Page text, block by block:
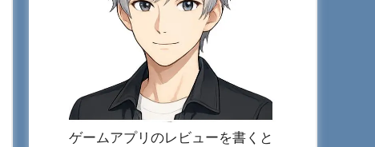
ゲームアプリのレビューを書くと